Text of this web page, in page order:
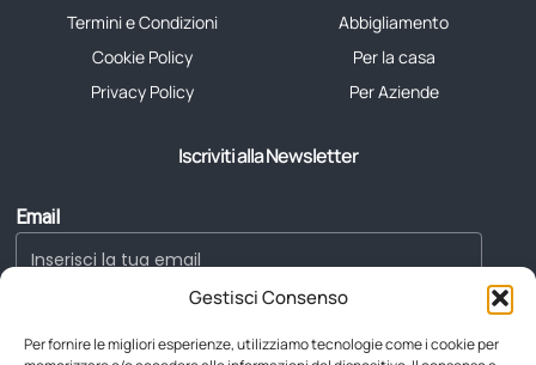
Gestisci Consenso
Per fornire le migliori esperienze, utilizziamo tecnologie come i cookie per
Termini e Condizioni
Cookie Policy
Privacy Policy
Abbigliamento
Per la casa
Per Aziende
Iscriviti alla Newsletter
Email